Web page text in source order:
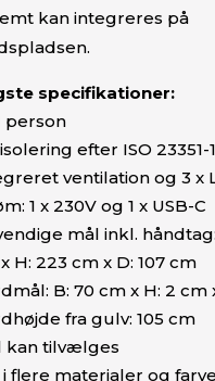
kan integreres på
specifikationer:
person
efter ISO 23351-
ventilation og 3 x
1 x 230V og 1 x USB-C
mål inkl. håndtag:
H: 223 cm x D: 107 cm
B: 70 cm x H: 2 cm
fra gulv: 105 cm
kan tilvælges
i flere materialer og